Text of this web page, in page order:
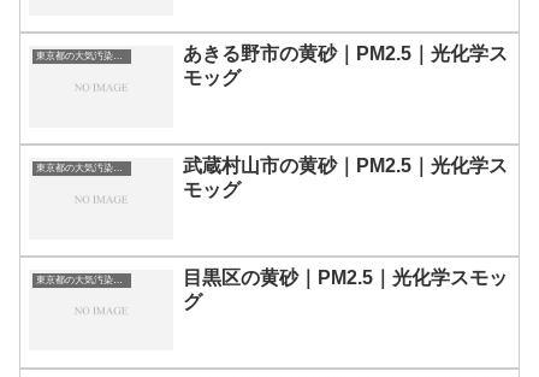
東京都の大気汚染・PM2.5・黄砂・エアロゾルの数値
あきる野市の黄砂｜PM2.5｜光化学ス
モッグ
東京都の大気汚染・PM2.5・黄砂・エアロゾルの数値
武蔵村山市の黄砂｜PM2.5｜光化学ス
モッグ
東京都の大気汚染・PM2.5・黄砂・エアロゾルの数値
目黒区の黄砂｜PM2.5｜光化学スモッ
グ